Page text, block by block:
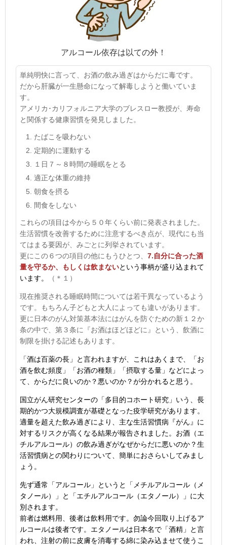
アルコール依存は以ての外！
単純明快に言って、お酒の飲み過ぎはからだに毒です。
だから肝臓が一生懸命になって解毒しようと働いていま
す。
アメリカ･カリフォルニア大学のブレスロー教授が、寿命
と関係する健康習慣を発見しました。
たばこを吸わない
定期的に運動する
１日７～８時間の睡眠をとる
適正な体重の維持
朝食を摂る
間食をしない
これらの項目は今から５０年くらい前に発表されました。
生活習慣を改善するために注意するべき点が、現代にも当
てはまる要因が、みごとに列挙されています。
更にこの６つの項目の他にもうひとつ、 7.自分に合った酒
量を守るか、もしくは飲まないという事柄が盛り込まれて
います。
（＊１）
現在推奨される睡眠時間については若干異なっているよう
です。もちろん子どもと大人によっても違いがあります。
更に日本のがん対策基本法にはがんを防ぐための新１２か
条の中で、第３条に『お酒はほどほどに』という、飲酒に
制限を掛ける記述もあります。
「酒は百薬の長」と言われますが、これはあくまで、「お
酒を飲む頻度」「お酒の種類」「摂取する量」などによっ
て、からだに良いのか？悪いのか？が分かれると思う。
国立がん研究センターの「多目的コホート研究」いう、長
期的かつ大規模調査が基礎となった疫学研究があります。
適量を超えた飲み過ぎにより、主な生活習慣病『がん』に
対するリスクが高くなる結果が報告されました。お酒（エ
チルアルコール）の飲み過ぎがなぜからだに悪いのか？生
活習慣病との関わりについて、簡単におさらいしてみまし
ょう。
先ず通常「アルコール」というと「メチルアルコール（メ
タノール）」と「エチルアルコール（エタノール）」に大
別されます。
前者は燃料用、後者は飲料用です。勿論今回取り上げるア
ルコールは後者です。エタノールは日本名で「酒精」と言
われ、注射の前に皮膚を消毒する綿に染み込ませて使うこ